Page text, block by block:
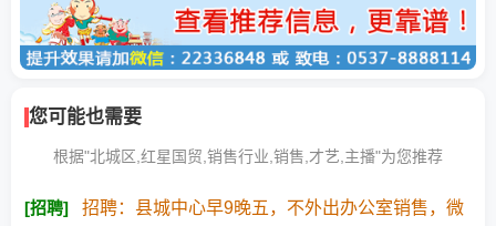
您可能也需要
根据"北城区,红星国贸,销售行业,销售,才艺,主播"为您推荐
[招聘]
招聘：县城中心早9晚五，不外出办公室销售，微